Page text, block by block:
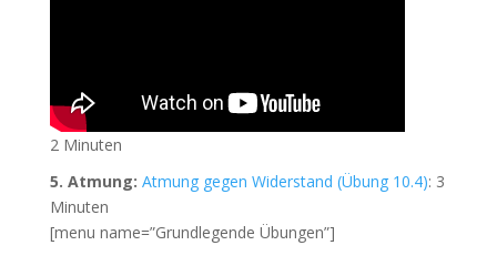
2 Minuten
5. Atmung: Atmung gegen Widerstand (Übung 10.4): 3
Minuten
[menu name=”Grundlegende Übungen”]